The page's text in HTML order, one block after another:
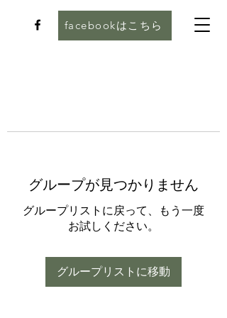
facebookはこちら
グループが見つかりません
グループリストに戻って、もう一度
お試しください。
グループリストに移動